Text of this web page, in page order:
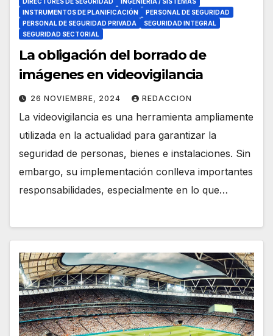
INSTRUMENTOS DE PLANIFICACIÓN
PERSONAL DE SEGURIDAD
PERSONAL DE SEGURIDAD PRIVADA
SEGURIDAD INTEGRAL
SEGURIDAD SECTORIAL
La obligación del borrado de
imágenes en videovigilancia
26 NOVIEMBRE, 2024 REDACCION
La videovigilancia es una herramienta ampliamente
utilizada en la actualidad para garantizar la
seguridad de personas, bienes e instalaciones. Sin
embargo, su implementación conlleva importantes
responsabilidades, especialmente en lo que…